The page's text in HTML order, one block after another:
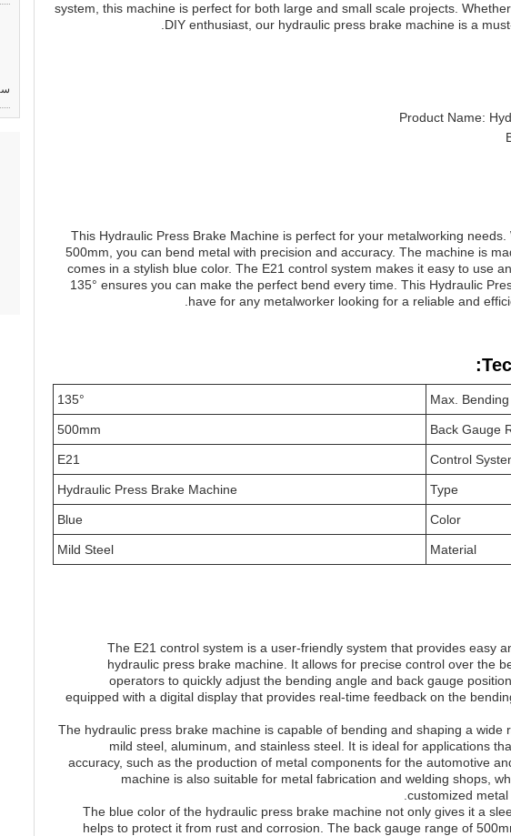
system, this machine is perfect for both large and small scale projects.
DIY enthusiast, our hydraulic press brake machine is a
Product Name:
This Hydraulic Press Brake Machine is perfect for your metalworking
500mm, you can bend metal with precision and accuracy. The machine is
comes in a stylish blue color. The E21 control system makes it easy to use
135° ensures you can make the perfect bend every time. This Hydraulic
have for any metalworker looking for a reliable and
Max.
135°
Back Gauge
500mm
Control
E21
Type
Hydraulic Press Brake Machine
Color
Blue
Material
Mild Steel
The E21 control system is a user-friendly system that provides easy
hydraulic press brake machine. It allows for precise control over the
operators to quickly adjust the bending angle and back gauge
equipped with a digital display that provides real-time feedback on the
The hydraulic press brake machine is capable of bending and shaping a wide
mild steel, aluminum, and stainless steel. It is ideal for applications
accuracy, such as the production of metal components for the automotive
machine is also suitable for metal fabrication and welding shops,
customized
The blue color of the hydraulic press brake machine not only gives it a
helps to protect it from rust and corrosion. The back gauge range of